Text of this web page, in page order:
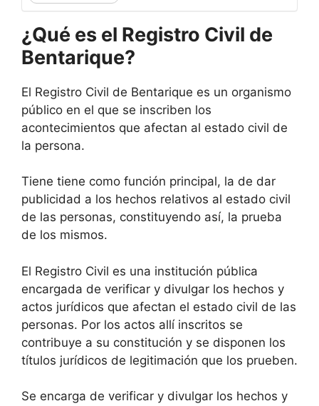
¿Qué es el Registro Civil de
Bentarique?
El Registro Civil de Bentarique es un organismo
público en el que se inscriben los
acontecimientos que afectan al estado civil de
la persona.
Tiene tiene como función principal, la de dar
publicidad a los hechos relativos al estado civil
de las personas, constituyendo así, la prueba
de los mismos.
El Registro Civil es una institución pública
encargada de verificar y divulgar los hechos y
actos jurídicos que afectan el estado civil de las
personas. Por los actos allí inscritos se
contribuye a su constitución y se disponen los
títulos jurídicos de legitimación que los prueben.
Se encarga de verificar y divulgar los hechos y